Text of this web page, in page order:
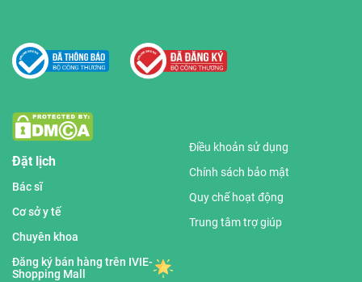
Đặt lịch
Bác sĩ
Cơ sở y tế
Chuyên khoa
Đăng ký bán hàng trên IVIE-
Shopping Mall
Điều khoản sử dụng
Chính sách bảo mật
Quy chế hoạt động
Trung tâm trợ giúp